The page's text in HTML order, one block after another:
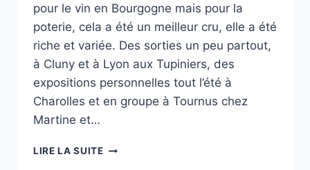
pour le vin en Bourgogne mais pour la
poterie, cela a été un meilleur cru, elle a été
riche et variée. Des sorties un peu partout,
à Cluny et à Lyon aux Tupiniers, des
expositions personnelles tout l’été à
Charolles et en groupe à Tournus chez
Martine et…
LIRE LA SUITE2024